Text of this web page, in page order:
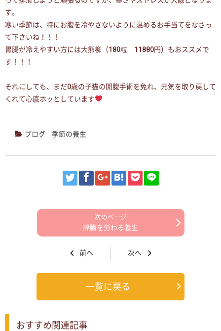
す。
寒い季節は、特にお腹を冷やさないように温めるお手当てをなさっ
て下さいね！！！
胃腸が冷えやすい方には大熊柳（180粒 11880円）もおススメで
す！！！
それにしても、まだ0歳の子猫の開腹手術を免れ、元気を取り戻して
くれて心底ホッとしています
ブログ 季節の養生
膵臓を労わる養生
前へ 次へ
一覧に戻る
おすすめ関連記事